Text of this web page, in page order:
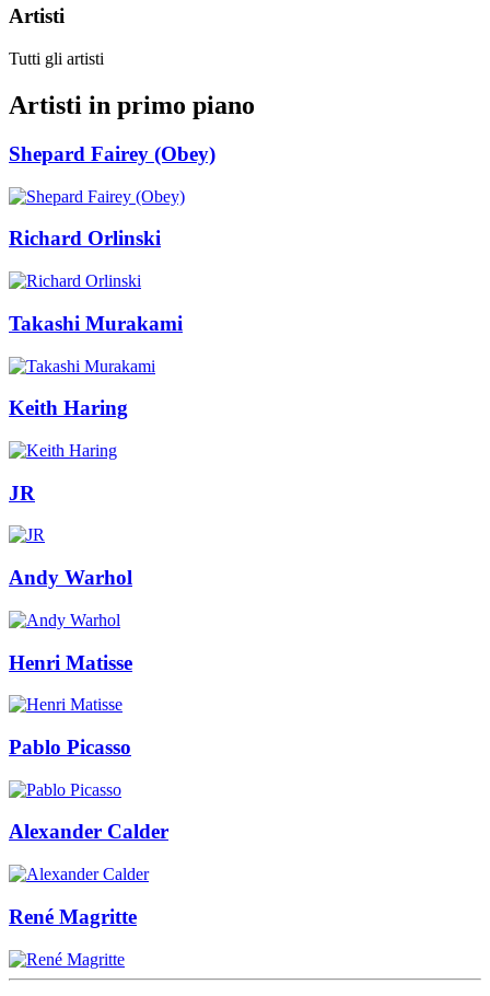
Artisti
Tutti gli artisti
Artisti in primo piano
Shepard Fairey (Obey)
Richard Orlinski
Takashi Murakami
Keith Haring
JR
Andy Warhol
Henri Matisse
Pablo Picasso
Alexander Calder
René Magritte